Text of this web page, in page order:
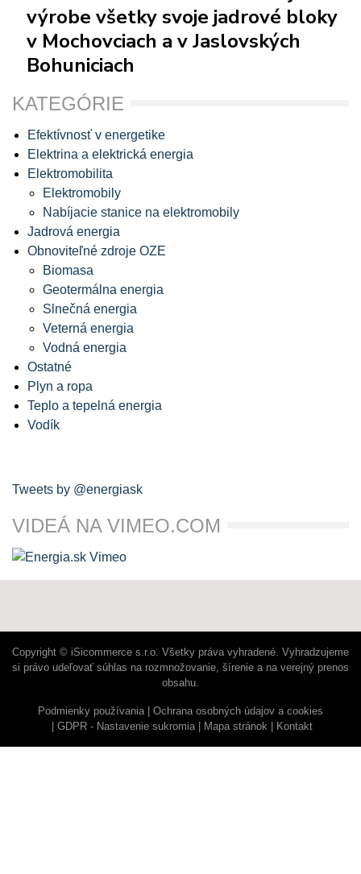
výrobe všetky svoje jadrové bloky
v Mochovciach a v Jaslovských
Bohuniciach
KATEGÓRIE
Efektívnosť v energetike
Elektrina a elektrická energia
Elektromobilita
Elektromobily
Nabíjacie stanice na elektromobily
Jadrová energia
Obnoviteľné zdroje OZE
Biomasa
Geotermálna energia
Slnečná energia
Veterná energia
Vodná energia
Ostatné
Plyn a ropa
Teplo a tepelná energia
Vodík
Tweets by @energiask
VIDEÁ NA VIMEO.COM
Copyright © iSicommerce s.r.o. Všetky práva vyhradené. Vyhradzujeme
si právo udeľovať súhlas na rozmnožovanie, šírenie a na verejný prenos
obsahu.
Podmienky používania
Ochrana osobných údajov a cookies
GDPR - Nastavenie sukromia
Mapa stránok Kontakt